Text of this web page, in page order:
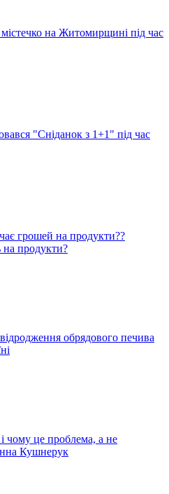
на Житомирщині під час
"Сніданок з 1+1" під час
грошей на продукти??
на продукти?
обрядового печива
чому це проблема, а не
Кушнерук